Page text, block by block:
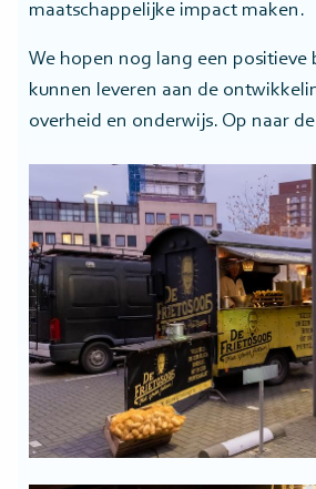
maatschappelijke impact maken.
We hopen nog lang een positieve
kunnen leveren aan de
overheid en onderwijs. Op naar